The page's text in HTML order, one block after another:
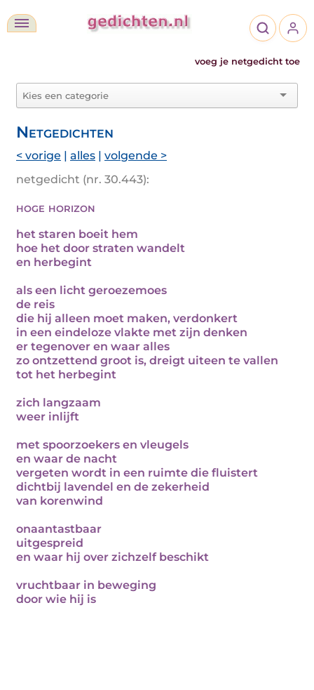
voeg je netgedicht toe
Netgedichten
< vorige | alles | volgende >
netgedicht (nr. 30.443):
hoge horizon
het staren boeit hem
hoe het door straten wandelt
en herbegint
als een licht geroezemoes
de reis
die hij alleen moet maken, verdonkert
in een eindeloze vlakte met zijn denken
er tegenover en waar alles
zo ontzettend groot is, dreigt uiteen te vallen
tot het herbegint
zich langzaam
weer inlijft
met spoorzoekers en vleugels
en waar de nacht
vergeten wordt in een ruimte die fluistert
dichtbij lavendel en de zekerheid
van korenwind
onaantastbaar
uitgespreid
en waar hij over zichzelf beschikt
vruchtbaar in beweging
door wie hij is